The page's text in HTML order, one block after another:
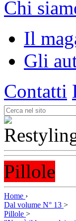
Chi
Il
Gli
Contatti
Pillole
Home ›
Dal volume N° 13 >
Pillole >